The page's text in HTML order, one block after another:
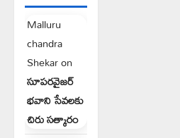
Malluru
chandra
Shekaron
సూపరవైజర్
భవాని సేవలకు
చిరు సత్కారం